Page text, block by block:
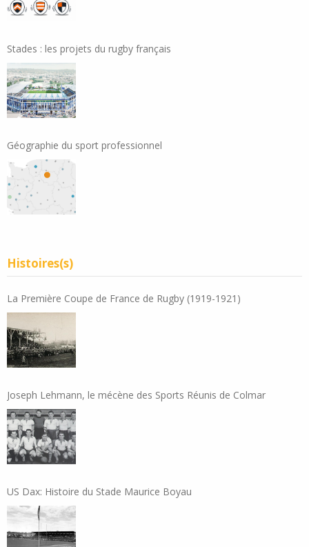
Stades : les projets du rugby français
Géographie du sport professionnel
Histoires(s)
La Première Coupe de France de Rugby (1919-1921)
Joseph Lehmann, le mécène des Sports Réunis de Colmar
US Dax: Histoire du Stade Maurice Boyau